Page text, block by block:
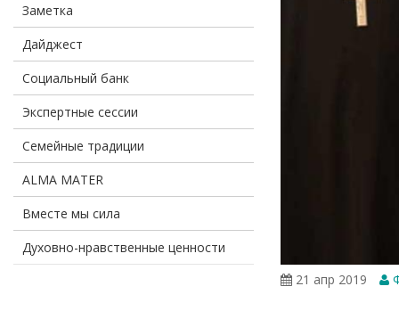
Заметка
Дайджест
Социальный банк
Экспертные сессии
Семейные традиции
ALMA MATER
Вместе мы сила
Духовно-нравственные ценности
21 апр 2019